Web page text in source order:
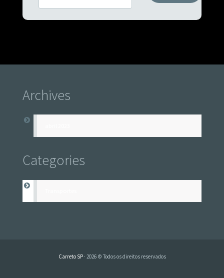
Archives
Categories
Carreto SP· 2026 © Todos os direitos reservados